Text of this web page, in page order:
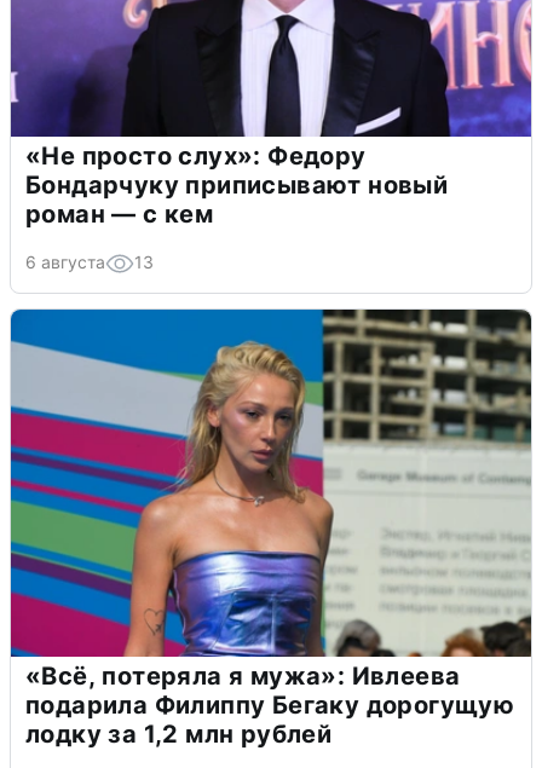
«Не просто слух»: Федору
Бондарчуку приписывают новый
роман — с кем
6 августа 13
«Всё, потеряла я мужа»: Ивлеева
подарила Филиппу Бегаку дорогущую
лодку за 1,2 млн рублей